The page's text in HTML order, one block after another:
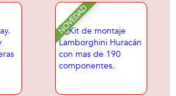
en las clases de
Herbología de
Hogwarts..
NOVEDAD